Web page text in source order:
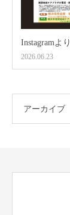
Instagramより
2026.06.23
アーカイブ